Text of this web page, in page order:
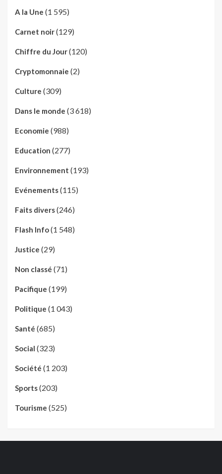
A la Une (1 595)
Carnet noir(129)
Chiffre du Jour(120)
Cryptomonnaie (2)
Culture (309)
Dans le monde (3 618)
Economie (988)
Education (277)
Environnement (193)
Evénements(115)
Faits divers(246)
Flash Info(1 548)
Justice (29)
Non classé (71)
Pacifique (199)
Politique (1 043)
Santé (685)
Social (323)
Société (1 203)
Sports(203)
Tourisme (525)